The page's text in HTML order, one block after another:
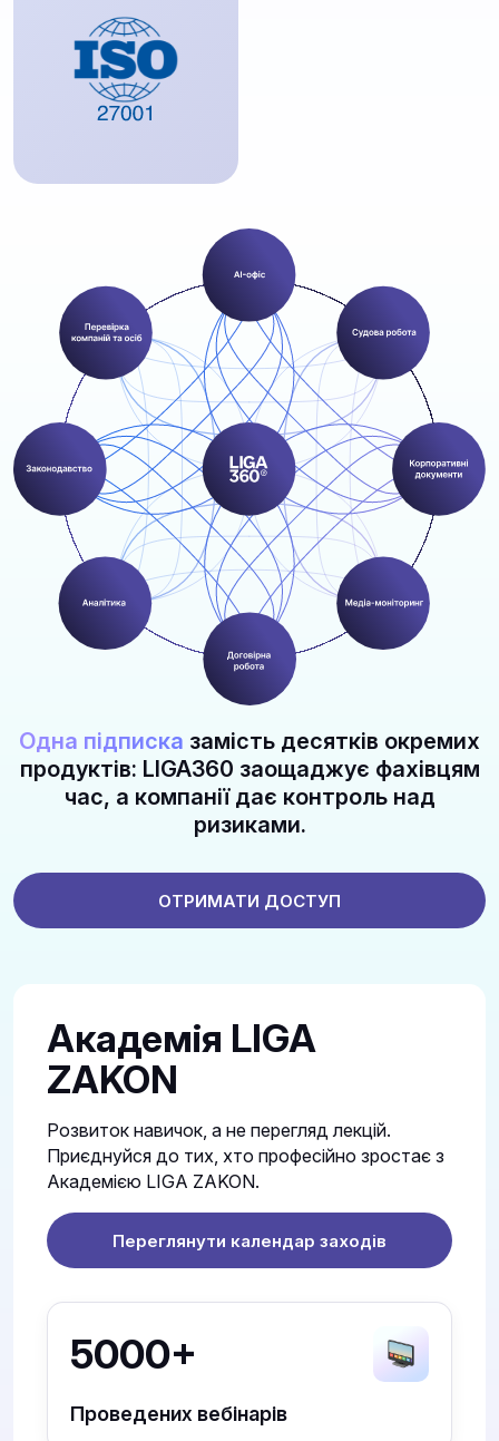
Одна підписка замість десятків окремих
продуктів: LIGA360 заощаджує фахівцям
час, а компанії дає контроль над
ризиками.
ОТРИМАТИ ДОСТУП
Академія LIGA
ZAKON
Розвиток навичок, а не перегляд лекцій.
Приєднуйся до тих, хто професійно зростає з
Академією LIGA ZAKON.
Переглянути календар заходів
5000+
Проведених вебінарів